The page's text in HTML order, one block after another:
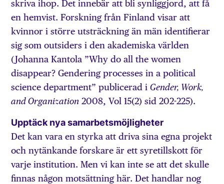
skriva ihop. Det innebär att bli synliggjord, att få
en hemvist. Forskning från Finland visar att
kvinnor i större utsträckning än män identifierar
sig som outsiders i den akademiska världen
(Johanna Kantola ”Why do all the women
disappear? Gendering processes in a political
science department” publicerad iGender, Work,
and Organization 2008, Vol 15(2) sid 202-225).
Upptäck nya samarbetsmöjligheter
Det kan vara en styrka att driva sina egna projekt
och nytänkande forskare är ett syretillskott för
varje institution. Men vi kan inte se att det skulle
finnas någon motsättning här. Det handlar nog